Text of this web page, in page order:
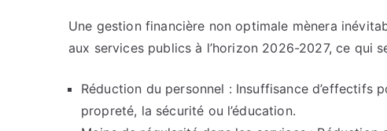
Une gestion financière non optimale mènera
aux services publics à l’horizon 2026-2027, ce qui
Réduction du personnel : Insuffisance d’effectifs
propreté, la sécurité ou l’éducation.